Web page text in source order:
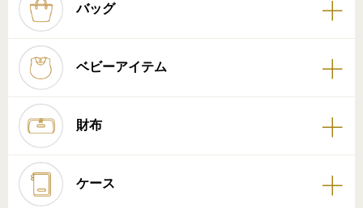
バッグ
ベビーアイテム
財布
ケース